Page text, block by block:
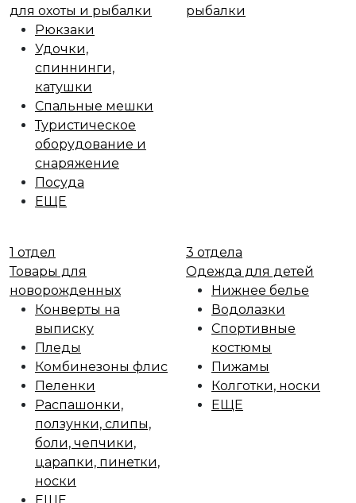
для охоты и рыбалки
Рюкзаки
Удочки,
спиннинги,
катушки
Спальные мешки
Туристическое
оборудование и
снаряжение
Посуда
ЕЩЕ
рыбалки
1 отдел
Товары для
новорожденных
Конверты на
выписку
Пледы
Комбинезоны флис
Пеленки
Распашонки,
ползунки, слипы,
боли, чепчики,
царапки, пинетки,
носки
3 отдела
Одежда для детей
Нижнее белье
Водолазки
Спортивные
костюмы
Пижамы
Колготки, носки
ЕЩЕ